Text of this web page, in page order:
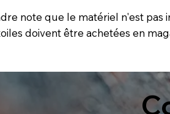
note que le matériel n'est pas
doivent être achetées en